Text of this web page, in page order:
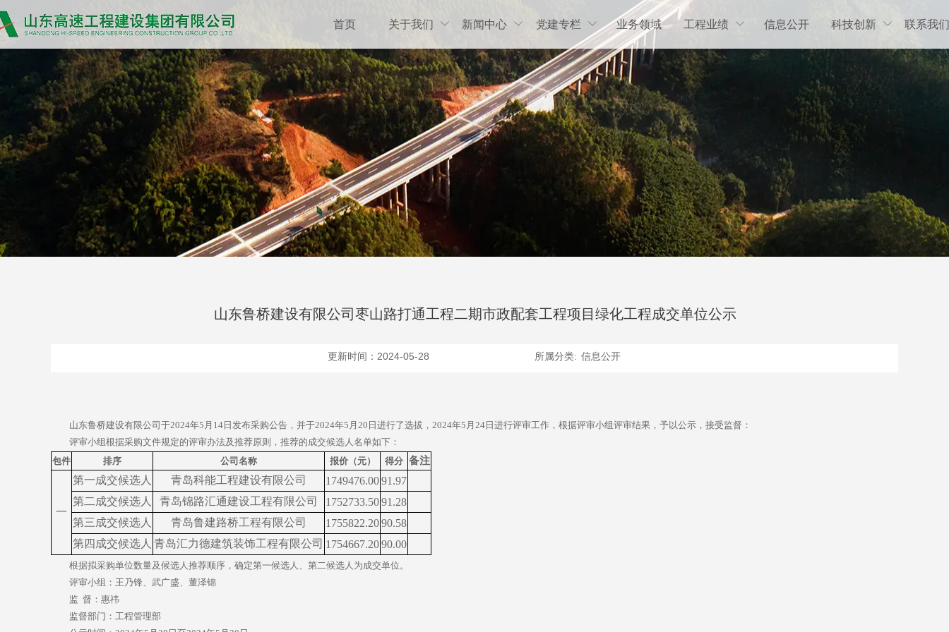
首页 关于我们  新闻中心  党建专栏  业务领域 工程业绩  信息公开 科技创新  联系我们
山东鲁桥建设有限公司枣山路打通工程二期市政配套工程项目绿化工程成交单位公示
山东鲁桥建设有限公司于2024年5 月 14 日发布采购公告，并于2024年5 月 20 日进行了选拔， 2024年5 月 24 日进行评审工作，根据评审小组评审结果，予以公示，接受监督：
评审小组根据采购文件规定的评审办法及推荐原则，推荐的成交候选人名单如下：
包件
排序 公司名称 报价（元） 得分 备注
一
第一成交候选人 青岛科能工程建设有限公司 1749476.0091.97
第二成交候选人
青岛锦路汇通建设工程有限公司 1752733.5091.28
第三成交候选人
青岛鲁建路桥工程有限公司 1755822.2090.58
第 四 成交候选人 青岛汇力德建筑装饰工程有限公司 1754667.2090.00
根据拟采购单位数量及候选人推荐顺序，确定第一候选人 第二候选人 为成交单位。
评审小组： 王乃锋、武广盛、董泽锦
监 督： 惠祎
监督部门：工程管理部
更新时间：2024-05-28 所属分类: 信息公开